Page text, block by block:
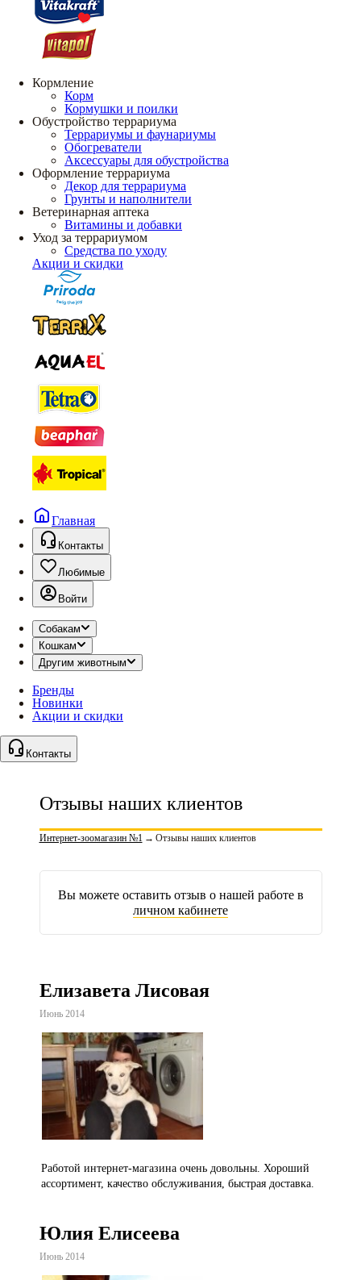
Кормление
Корм
Кормушки и поилки
Обустройство террариума
Террариумы и фаунариумы
Обогреватели
Аксессуары для обустройства
Оформление террариума
Декор для террариума
Грунты и наполнители
Ветеринарная аптека
Витамины и добавки
Уход за террариумом
Средства по уходу
Акции и скидки
Главная
Контакты
Любимые
Войти
Собакам
Кошкам
Другим животным
Бренды
Новинки
Акции и скидки
Контакты
Отзывы наших клиентов
Интернет-зоомагазин №1 → Отзывы наших клиентов
Вы можете оставить отзыв о нашей работе в
личном кабинете
Елизавета Лисовая
Июнь 2014
Работой интернет-магазина очень довольны. Хороший
ассортимент, качество обслуживания, быстрая доставка.
Юлия Елисеева
Июнь 2014